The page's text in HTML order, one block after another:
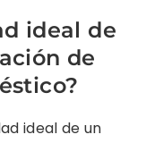
ideal de
de
ideal de un